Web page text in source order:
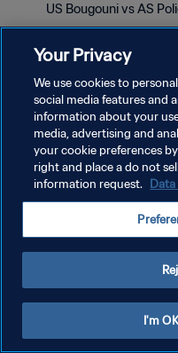
US Bougouni vs AS
Your Privacy
We use cookies to
social media features and
information about your
media, advertising and
your cookie preferences
right and place a do not
information request.
I'm